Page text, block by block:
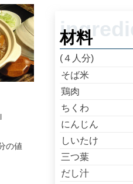
材料
(４人分)
そば米
鶏肉
ちくわ
にんじん
しいたけ
三つ葉
だし汁